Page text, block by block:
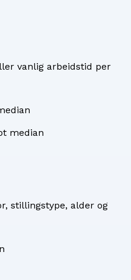
vanlig arbeidstid per
median
stillingstype, alder og